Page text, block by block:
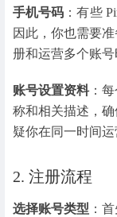
手机号码 ：有些
因此，你也需要
册和运营多个账号
账号设置资料：每
称和相关描述，
疑你在同一时间运
2. 注册流程
选择账号类型 ：